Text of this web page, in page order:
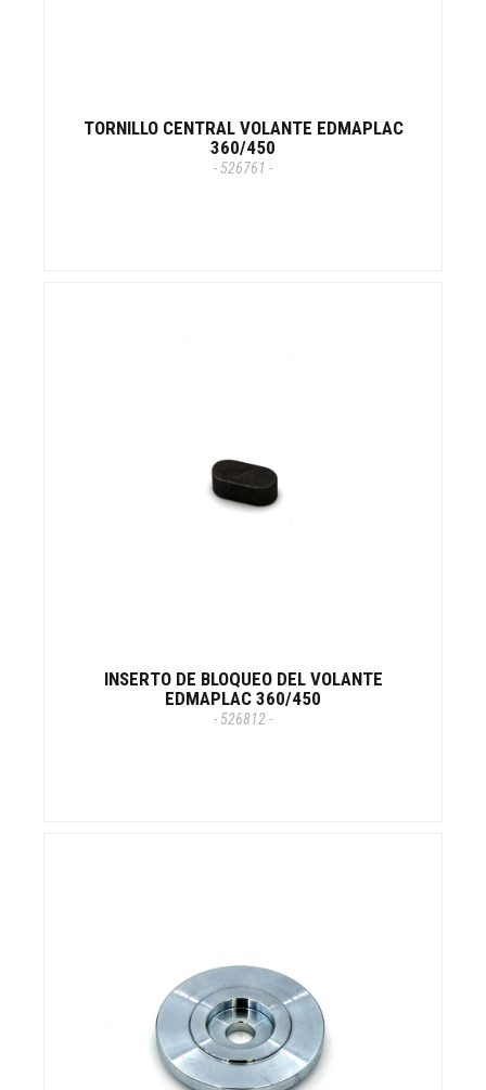
TORNILLO CENTRAL VOLANTE EDMAPLAC
360/450
- 526761 -
INSERTO DE BLOQUEO DEL VOLANTE
EDMAPLAC 360/450
- 526812 -